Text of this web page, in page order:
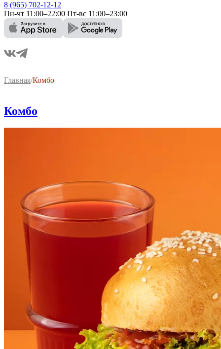
8 (965) 702-12-12
Пн-чт 11:00–22:00 Пт-вс 11:00–23:00
Главная/Комбо
Комбо